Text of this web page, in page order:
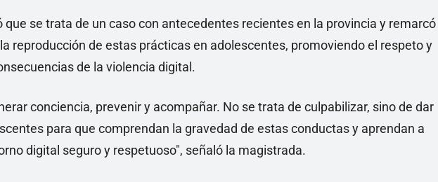
que se trata de un caso con antecedentes recientes en la provincia y remarcó
reproducción de estas prácticas en adolescentes, promoviendo el respeto y
de la violencia digital.
conciencia, prevenir y acompañar. No se trata de culpabilizar, sino de dar
para que comprendan la gravedad de estas conductas y aprendan a
digital seguro y respetuoso", señaló la magistrada.